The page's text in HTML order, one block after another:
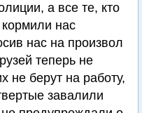
а все те, кто
нас
нас на произвол
теперь не
не берут на работу,
завалили